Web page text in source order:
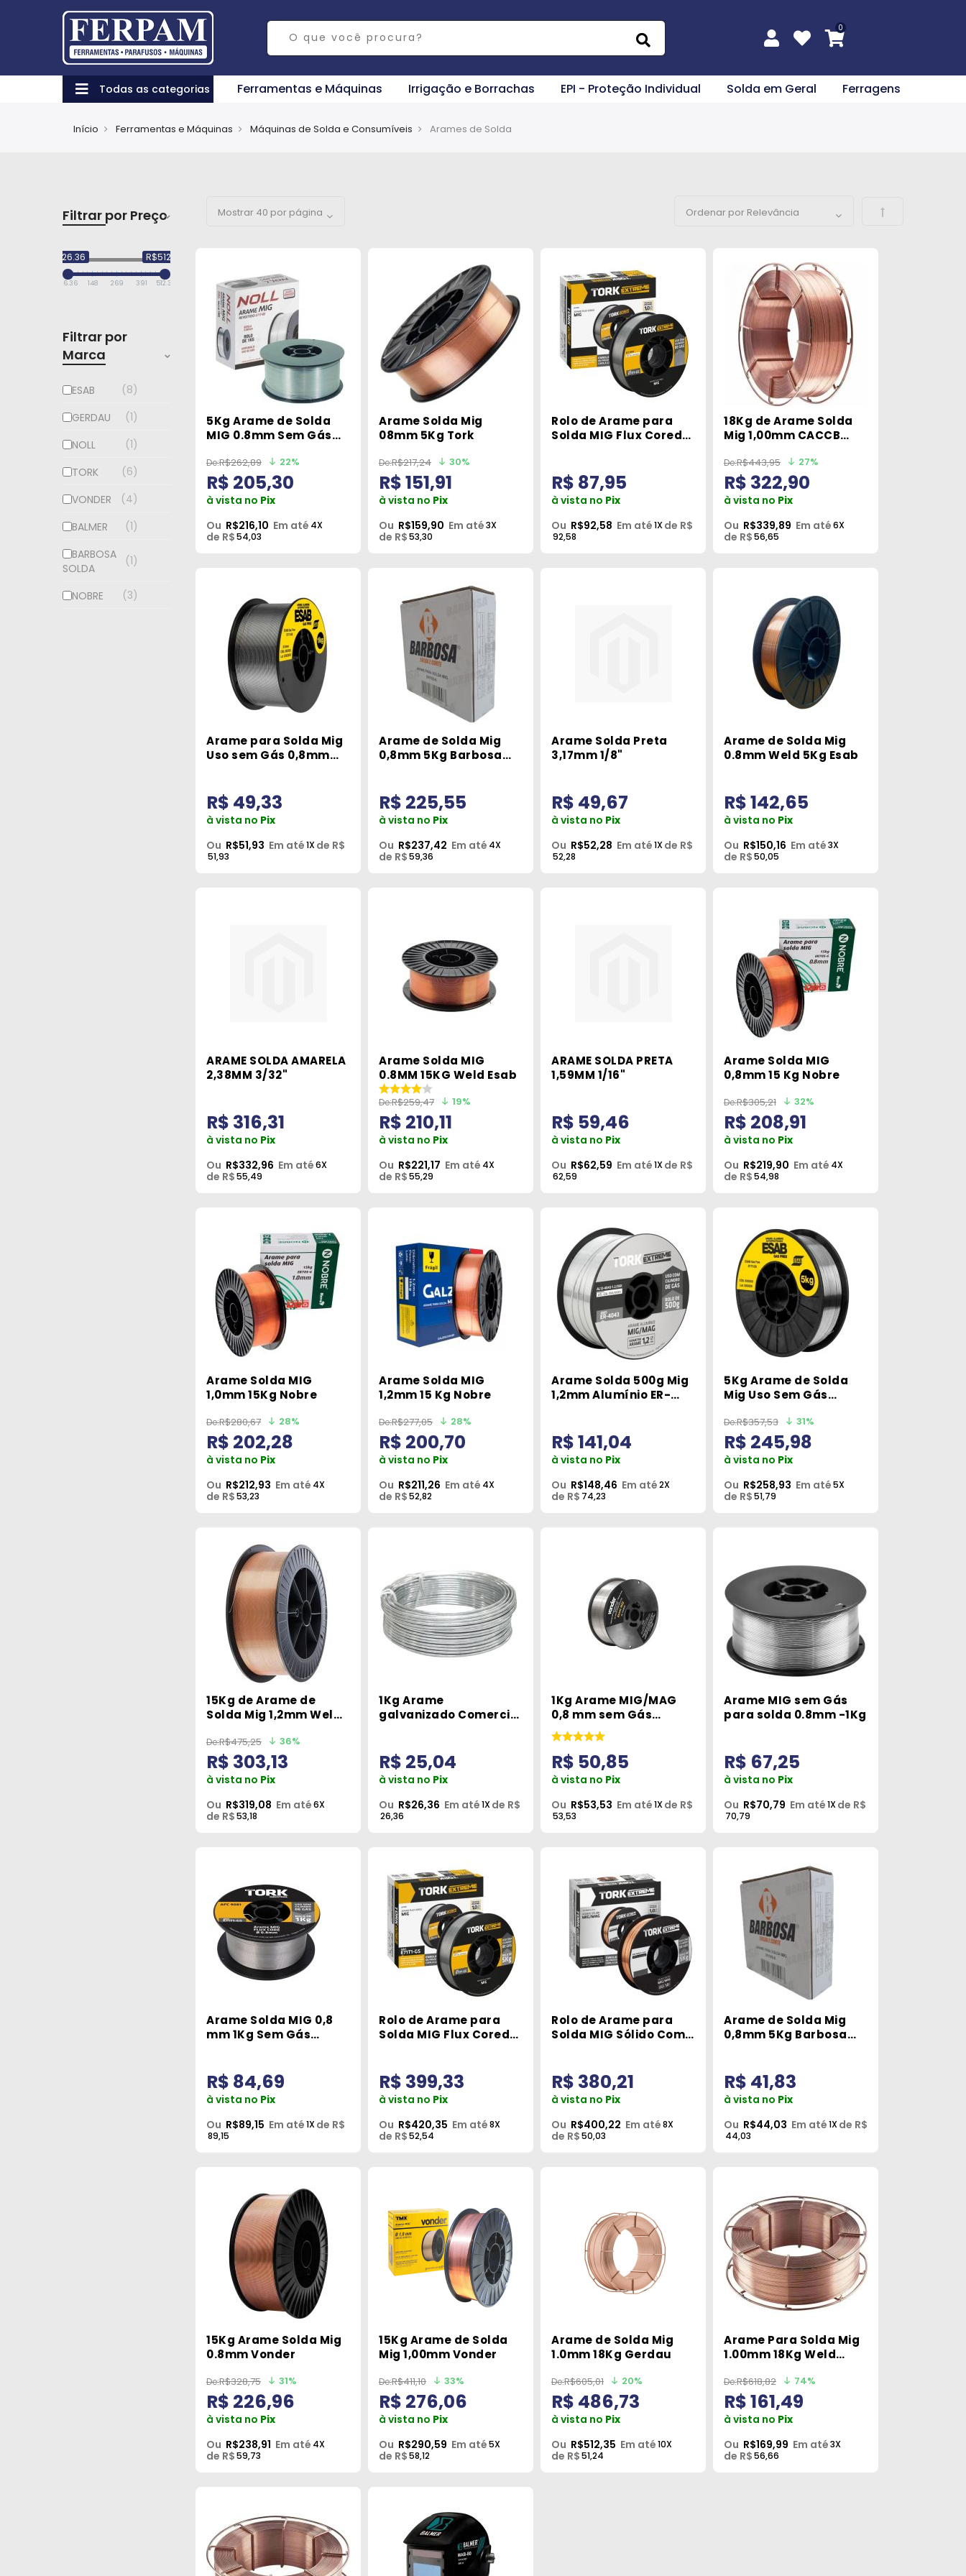
Todas as categorias Ferramentas e Máquinas Irrigação e Borrachas EPI - Proteção Individual Solda em Geral Ferragens
Início Ferramentas e Máquinas Máquinas de Solda e Consumíveis Arames de Solda
Definir Direção
5Kg Arame de Solda
MIG 0.8mm Sem Gás
R$262,89 22%
R$ 205,30
à vista no Pix
Ou R$216,10 Em até 4X
de R$54,03
Arame Solda Mig
08mm 5Kg Tork
R$217,24 30%
R$ 151,91
à vista no Pix
Ou R$159,90 Em até3X
de R$53,30
Rolo de Arame para
Solda MIG Flux Cored
R$ 87,95
à vista no Pix
Ou R$92,58 Em até1X de R$
92,58
18Kg de Arame Solda
Mig 1,00mm CACCB
R$443,95 27%
R$ 322,90
à vista no Pix
Ou R$339,89 Em até6X
de R$56,65
Arame para Solda Mig
Uso sem Gás 0,8mm
R$ 49,33
à vista no Pix
Ou R$51,93 Em até1X de R$
51,93
Arame de Solda Mig
0,8mm 5Kg Barbosa
R$ 225,55
à vista no Pix
Ou R$237,42 Em até 4X
de R$59,36
Arame Solda Preta
3,17mm 1/8"
R$ 49,67
à vista no Pix
Ou R$52,28 Em até1X de R$
52,28
Arame de Solda Mig
0.8mm Weld 5Kg Esab
R$ 142,65
à vista no Pix
Ou R$150,16 Em até3X
de R$50,05
ARAME SOLDA AMARELA
2,38MM 3/32"
R$ 316,31
à vista no Pix
Ou R$332,96 Em até6X
de R$55,49
Arame Solda MIG
0.8MM 15KG Weld Esab
R$259,47 19%
R$ 210,11
à vista no Pix
Ou R$221,17 Em até 4X
de R$55,29
ARAME SOLDA PRETA
1,59MM 1/16"
R$ 59,46
à vista no Pix
Ou R$62,59 Em até1X de R$
62,59
Arame Solda MIG
0,8mm 15 Kg Nobre
R$305,21 32%
R$ 208,91
à vista no Pix
Ou R$219,90 Em até 4X
de R$54,98
Arame Solda MIG
1,0mm 15Kg Nobre
R$280,67 28%
R$ 202,28
à vista no Pix
Ou R$212,93 Em até 4X
de R$53,23
Arame Solda MIG
1,2mm 15 Kg Nobre
R$277,05 28%
R$ 200,70
à vista no Pix
Ou R$211,26 Em até 4X
de R$52,82
Arame Solda 500g Mig
1,2mm Alumínio ER-
R$ 141,04
à vista no Pix
Ou R$148,46 Em até2X
de R$ 74,23
5Kg Arame de Solda
Mig Uso Sem Gás
R$357,53 31%
R$ 245,98
à vista no Pix
Ou R$258,93 Em até5X
de R$51,79
15Kg de Arame de
Solda Mig 1,2mm Weld
R$475,25 36%
R$ 303,13
à vista no Pix
Ou R$319,08 Em até6X
de R$53,18
1Kg Arame
galvanizado Comercial
R$ 25,04
à vista no Pix
Ou R$26,36 Em até1X de R$
26,36
1Kg Arame MIG/MAG
0,8 mm sem Gás
Vonder
R$ 50,85
à vista no Pix
Ou R$53,53 Em até1X de R$
53,53
Arame MIG sem Gás
para solda 0.8mm -1Kg
R$ 67,25
à vista no Pix
Ou R$70,79 Em até1X de R$
70,79
Arame Solda MIG 0,8
mm 1Kg Sem Gás
R$ 84,69
à vista no Pix
Ou R$89,15 Em até1X de R$
89,15
Rolo de Arame para
Solda MIG Flux Cored
R$ 399,33
à vista no Pix
Ou R$420,35 Em até8X
de R$52,54
Rolo de Arame para
Solda MIG Sólido Com
R$ 380,21
à vista no Pix
Ou R$400,22 Em até8X
de R$50,03
Arame de Solda Mig
0,8mm 5Kg Barbosa
R$ 41,83
à vista no Pix
Ou R$44,03 Em até1X de R$
44,03
15Kg Arame Solda Mig
0.8mm Vonder
R$328,75 31%
R$ 226,96
à vista no Pix
Ou R$238,91 Em até 4X
de R$59,73
15Kg Arame de Solda
Mig 1,00mm Vonder
R$411,10 33%
R$ 276,06
à vista no Pix
Ou R$290,59 Em até5X
de R$58,12
Arame de Solda Mig
1.0mm 18Kg Gerdau
R$605,01 20%
R$ 486,73
à vista no Pix
Ou R$512,35 Em até10X
de R$51,24
Arame Para Solda Mig
1.00mm 18Kg Weld
R$618,82 74%
R$ 161,49
à vista no Pix
Ou R$169,99 Em até3X
de R$56,66
Filtrar por Preço
R$26.36 R$512.35
26.36 148 269 391 512.35
Filtrar por
Marca
ESAB
8
GERDAU
1
NOLL
1
TORK
6
VONDER
4
BALMER
1
BARBOSA
SOLDA
1
NOBRE 3